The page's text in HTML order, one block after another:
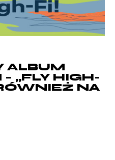
ALBUM
„FLY HIGH-
NA